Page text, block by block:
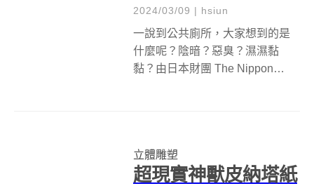
2024/03/09 | hsiun
一說到公共廁所，大家想到的是
什麼呢？陰暗？惡臭？濕濕黏
黏？由日本財團 The Nippon
雄、NIGO...
立體雕塑
超現實神獸皮納塔紙